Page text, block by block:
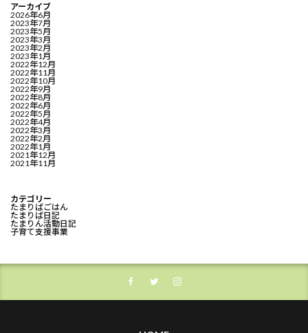
アーカイブ
2026年6月
2023年7月
2023年5月
2023年3月
2023年2月
2023年1月
2022年12月
2022年11月
2022年10月
2022年9月
2022年8月
2022年6月
2022年5月
2022年4月
2022年3月
2022年2月
2022年1月
2021年12月
2021年11月
カテゴリー
たまりばごはん
たまりば日記
たまりん活動日記
子育て支援事業